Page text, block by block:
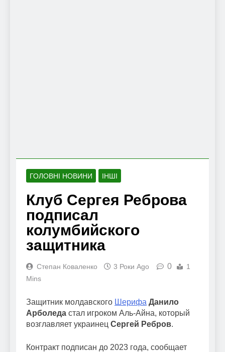
ГОЛОВНІ НОВИНИ ІНШІ
Клуб Сергея Реброва
подписал
колумбийского
защитника
Степан Коваленко 3 Роки Ago 0
1
Mins
Защитник молдавского Шерифа Данило
Арболеда стал игроком Аль-Айна, который
возглавляет украинец Сергей Ребров.
Контракт подписан до 2023 года, сообщает